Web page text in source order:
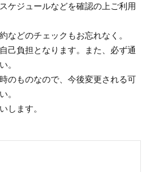
ケジュールなどを確認の上ご利用
などのチェックもお忘れなく。
己負担となります。また、必ず通
。
のものなので、今後変更される可
。
します。